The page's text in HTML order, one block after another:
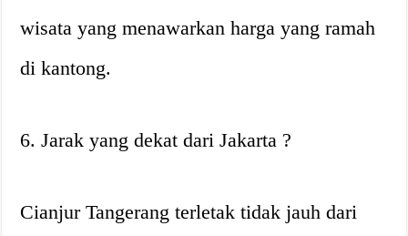
wisata yang menawarkan harga yang ramah
di kantong.
6. Jarak yang dekat dari Jakarta ?
Cianjur Tangerang terletak tidak jauh dari